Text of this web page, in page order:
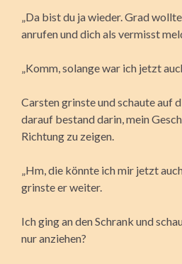
„Da bist du ja wieder. Grad
anrufen und dich als vermisst
„Komm, solange war ich jetzt
Carsten grinste und schaute auf
darauf bestand darin, mein
Richtung zu zeigen.
„Hm, die könnte ich mir jetzt
grinste er weiter.
Ich ging an den Schrank und
nur anziehen?